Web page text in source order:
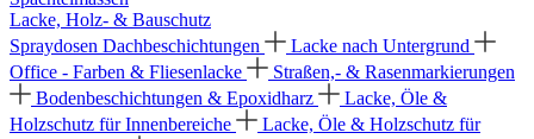
Lacke, Holz- & Bauschutz
Spraydosen Dachbeschichtungen
Lacke nach Untergrund
Office - Farben & Fliesenlacke
Straßen,- & Rasenmarkierungen
Bodenbeschichtungen & Epoxidharz
Lacke, Öle &
Holzschutz für Innenbereiche
Lacke, Öle & Holzschutz für